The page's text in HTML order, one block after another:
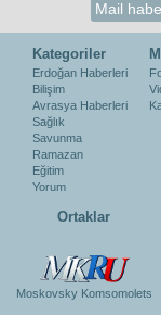
Kategoriler
Erdoğan Haberleri
Bilişim
Avrasya Haberleri
Sağlık
Savunma
Ramazan
Eğitim
Yorum
Ortaklar
Moskovsky Komsomolets